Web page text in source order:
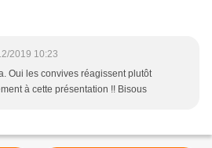
2019 10:23
Oui les convives réagissent plutôt
à cette présentation !! Bisous